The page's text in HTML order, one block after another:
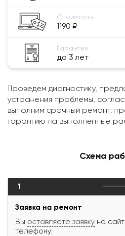
Стоимость
1190 ₽
Гарантия
до 3 лет
Проведем диагностику,
устранения проблемы,
выполним срочный ремонт,
гарантию на выполненные
Схема
1
Заявка на ремонт
Вы оставляете заявку на
телефону.